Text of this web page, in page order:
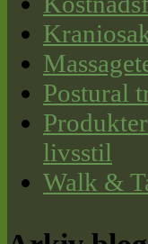
Postural
livsstil
Walk &